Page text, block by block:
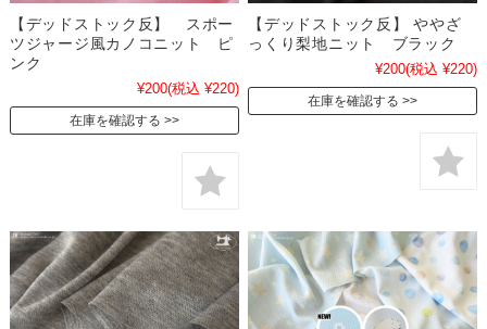
【デッドストック反】 スポー
ツジャージ風カノコニット ピ
ンク
¥200(税込 ¥220)
在庫を確認する
【デッドストック反】 ややざ
っくり梨地ニット ブラック
¥200(税込 ¥220)
在庫を確認する